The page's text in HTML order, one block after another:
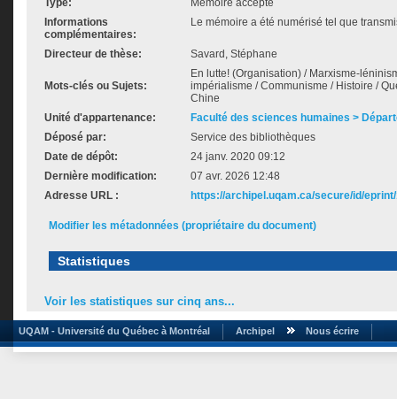
Type:
Mémoire accepté
Informations
complémentaires:
Le mémoire a été numérisé tel que
Directeur de thèse: Savard, Stéphane
Mots-clés ou Sujets:
En lutte! (Organisation) / Marxisme-
impérialisme / Communisme / Histoire /
Chine
Unité d'appartenance:
Faculté des sciences humaines >
Déposé par:
Service des bibliothèques
Date de dépôt:
24 janv. 2020 09:12
Dernière modification:
07 avr. 2026 12:48
Adresse URL :
https://archipel.uqam.ca/secure/id/
Modifier les métadonnées (propriétaire du document)
Statistiques
Voir les statistiques sur cinq ans...
UQAM - Université du Québec à Montréal Archipel Nous écrire